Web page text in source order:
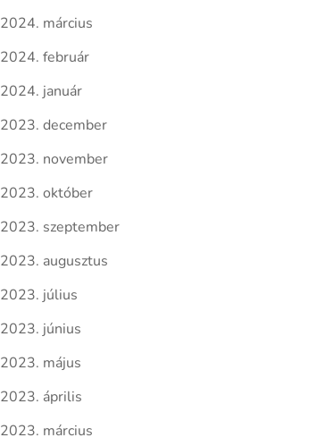
2024. március
2024. február
2024. január
2023. december
2023. november
2023. október
2023. szeptember
2023. augusztus
2023. július
2023. június
2023. május
2023. április
2023. március